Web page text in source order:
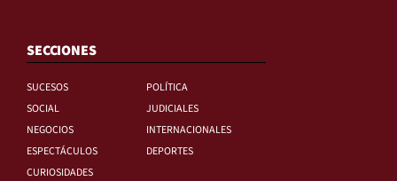
SECCIONES
SUCESOS
POLÍTICA
SOCIAL
JUDICIALES
NEGOCIOS
INTERNACIONALES
ESPECTÁCULOS
DEPORTES
CURIOSIDADES